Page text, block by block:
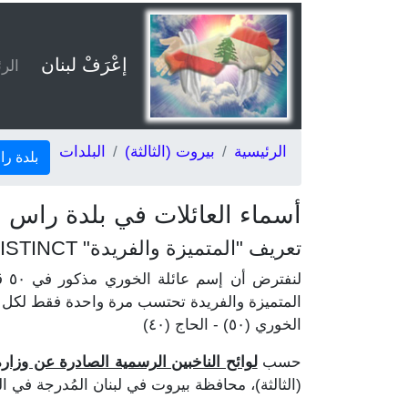
إعْرَفْ لبنان
الرئيسية بيروت (الثالثة) البلدات بلدة
أسماء العائلات في بلدة راس
تعريف "المتميزة والفريدة" DISTINCT
المتميزة والفريدة تحتسب مرة واحدة فقط لكل
الخوري (٥٠) - الحاج (٤٠)
حسبلوائح الناخبين الرسمية الصادرة عن وزارة
(الثالثة)، محافظة بيروت في لبنان المُدرجة في